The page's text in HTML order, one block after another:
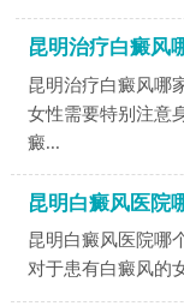
昆明治疗白癜风
昆明治疗白癜风哪
女性需要特别注意
癜...
昆明白癜风医院
昆明白癜风医院哪
对于患有白癜风的